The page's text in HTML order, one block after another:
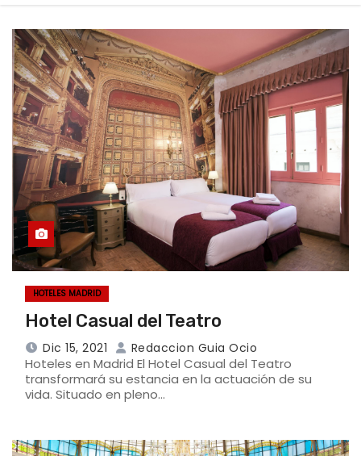
HOTELES MADRID
Hotel Casual del Teatro
Dic 15, 2021 Redaccion Guia Ocio
Hoteles en Madrid El Hotel Casual del Teatro
transformará su estancia en la actuación de su
vida. Situado en pleno…